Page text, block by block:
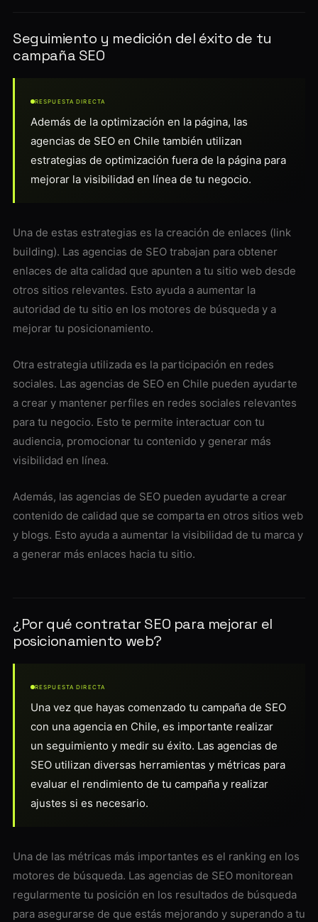
Seguimiento y medición del éxito de tu
campaña SEO
RESPUESTA DIRECTA
Además de la optimización en la página, las
agencias de SEO en Chile también utilizan
estrategias de optimización fuera de la página para
mejorar la visibilidad en línea de tu negocio.
Una de estas estrategias es la creación de enlaces (link
building). Las agencias de SEO trabajan para obtener
enlaces de alta calidad que apunten a tu sitio web desde
otros sitios relevantes. Esto ayuda a aumentar la
autoridad de tu sitio en los motores de búsqueda y a
mejorar tu posicionamiento.
Otra estrategia utilizada es la participación en redes
sociales. Las agencias de SEO en Chile pueden ayudarte
a crear y mantener perfiles en redes sociales relevantes
para tu negocio. Esto te permite interactuar con tu
audiencia, promocionar tu contenido y generar más
visibilidad en línea.
Además, las agencias de SEO pueden ayudarte a crear
contenido de calidad que se comparta en otros sitios web
y blogs. Esto ayuda a aumentar la visibilidad de tu marca y
a generar más enlaces hacia tu sitio.
¿Por qué contratar SEO para mejorar el
posicionamiento web?
RESPUESTA DIRECTA
Una vez que hayas comenzado tu campaña de SEO
con una agencia en Chile, es importante realizar
un seguimiento y medir su éxito. Las agencias de
SEO utilizan diversas herramientas y métricas para
evaluar el rendimiento de tu campaña y realizar
ajustes si es necesario.
Una de las métricas más importantes es el ranking en los
motores de búsqueda. Las agencias de SEO monitorean
regularmente tu posición en los resultados de búsqueda
para asegurarse de que estás mejorando y superando a tu